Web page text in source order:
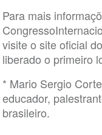
Para mais
visite o site oficial do
liberado o primeiro
* Mario Sergio
educador,
brasileiro.